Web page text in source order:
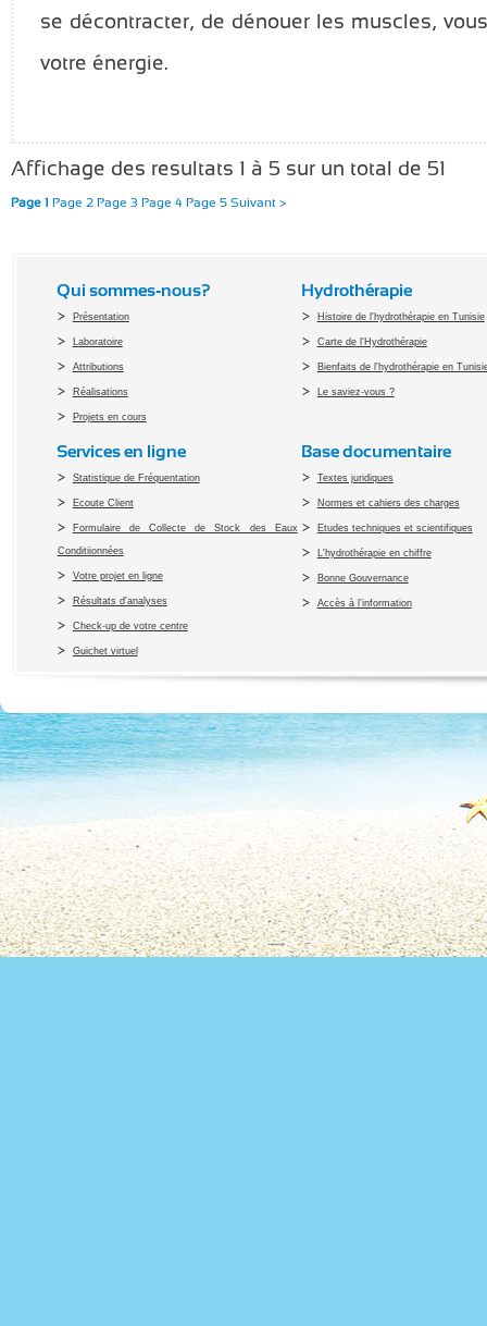
se décontracter, de dénouer les muscles,
votre énergie.
Affichage des resultats 1 à 5 sur un total de 51
Page 1 Page 2 Page 3 Page 4 Page 5 Suivant >
Qui sommes-nous?
Présentation
Laboratoire
Attributions
Réalisations
Projets en cours
Hydrothérapie
Histoire de l'hydrothérapie en Tunisie
Carte de l'Hydrothérapie
Bienfaits de l'hydrothérapie en
Le saviez-vous ?
Services en ligne
Statistique de Fréquentation
Ecoute Client
Formulaire de Collecte de Stock des Eaux
Conditiionnées
Votre projet en ligne
Résultats d'analyses
Check-up de votre centre
Guichet virtuel
Base documentaire
Textes juridiques
Normes et cahiers des charges
Etudes techniques et scientifiques
L'hydrothérapie en chiffre
Bonne Gouvernance
Accès à l’information